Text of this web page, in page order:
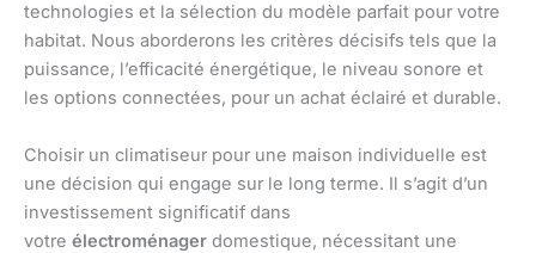
technologies et la sélection du modèle parfait pour votre
habitat. Nous aborderons les critères décisifs tels que la
puissance, l’efficacité énergétique, le niveau sonore et
les options connectées, pour un achat éclairé et durable.
Choisir un climatiseur pour une maison individuelle est
une décision qui engage sur le long terme. Il s’agit d’un
investissement significatif dans
votre électroménager domestique, nécessitant une